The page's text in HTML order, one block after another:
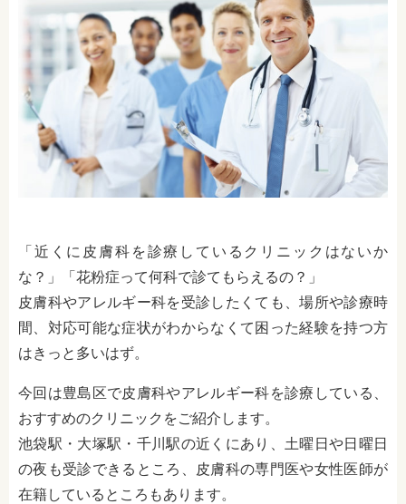
生活
「近くに皮膚科を診療しているクリニックはないか
な？」「花粉症って何科で診てもらえるの？」
皮膚科やアレルギー科を受診したくても、場所や診療時
間、対応可能な症状がわからなくて困った経験を持つ方
はきっと多いはず。
今回は豊島区で皮膚科やアレルギー科を診療している、
おすすめのクリニックをご紹介します。
池袋駅・大塚駅・千川駅の近くにあり、土曜日や日曜日
の夜も受診できるところ、皮膚科の専門医や女性医師が
在籍しているところもあります。